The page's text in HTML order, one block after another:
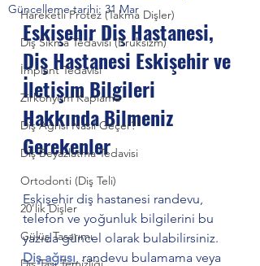
Hareketli Protez (Takma Dişler)
Diş Sıkma Tedavisi (Bruksizm)
İmplant Tedavisi
Zirkonyum Kaplama
Diş Ağrısı Nasıl Geçer?
Diş Beyazlatma Tedavisi
Ortodonti (Diş Teli)
20’lik Dişler
Gülüş Tasarımı
Güncelleme tarihi: 31 Mar
Eskişehir Diş Hastanesi,
Diş Hastanesi Eskişehir ve
İletişim Bilgileri
Hakkında Bilmeniz
Gerekenler
Eskişehir diş hastanesi randevu,
telefon ve yoğunluk bilgilerini bu
yazıda güncel olarak bulabilirsiniz.
Diş ağrısı, randevu bulamama veya